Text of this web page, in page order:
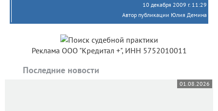
10 декабря 2009 г. 11:29
Автор публикации Юлия Демина
Реклама ООО "Кредитал +", ИНН 5752010011
Последние новости
01.08.2026